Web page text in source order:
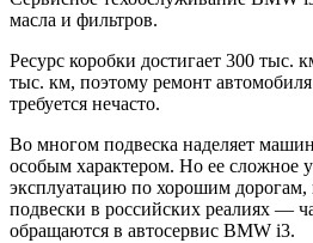
масла и фильтров.
Ресурс коробки достигает 300 тыс.
тыс. км, поэтому ремонт
требуется нечасто.
Во многом подвеска наделяет
особым характером. Но ее сложное
эксплуатацию по хорошим
подвески в российских реалиях —
обращаются в автосервис BMW i3.